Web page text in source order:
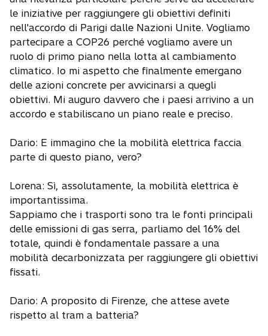
le iniziative per raggiungere gli obiettivi definiti
nell'accordo di Parigi dalle Nazioni Unite. Vogliamo
partecipare a COP26 perché vogliamo avere un
ruolo di primo piano nella lotta al cambiamento
climatico. Io mi aspetto che finalmente emergano
delle azioni concrete per avvicinarsi a quegli
obiettivi. Mi auguro davvero che i paesi arrivino a un
accordo e stabiliscano un piano reale e preciso.
Dario: E immagino che la mobilità elettrica faccia
parte di questo piano, vero?
Lorena: Sì, assolutamente, la mobilità elettrica è
importantissima.
Sappiamo che i trasporti sono tra le fonti principali
delle emissioni di gas serra, parliamo del 16% del
totale, quindi è fondamentale passare a una
mobilità decarbonizzata per raggiungere gli obiettivi
fissati.
Dario: A proposito di Firenze, che attese avete
rispetto al tram a batteria?